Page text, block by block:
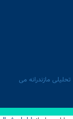
مازندرانه می